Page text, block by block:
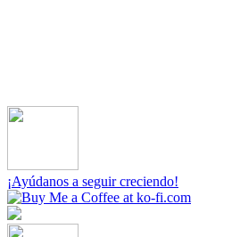
¡Ayúdanos a seguir creciendo!